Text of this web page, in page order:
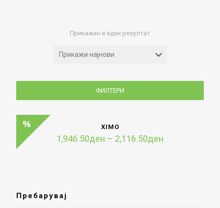
Прикажан е еден резултат
ФИЛТЕРИ
XIMO
1,946.50ден – 2,116.50ден
Пребарувај